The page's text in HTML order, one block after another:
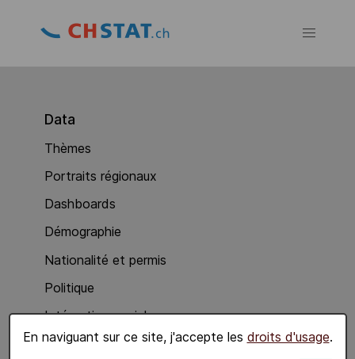
En naviguant sur ce site, j'accepte les droits d'usage.
Data
Thèmes
Portraits régionaux
Dashboards
Démographie
Nationalité et permis
Politique
Intégration sociale
Economie